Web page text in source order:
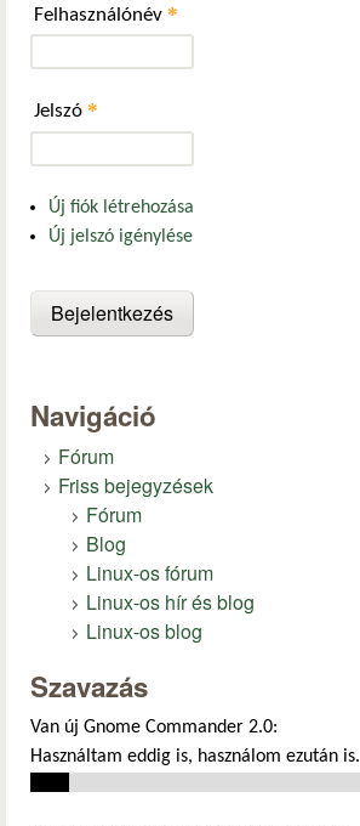
Felhasználónév *
Jelszó *
Új fiók létrehozása
Új jelszó igénylése
Navigáció
Fórum
Friss bejegyzések
Fórum
Blog
Linux-os fórum
Linux-os hír és blog
Linux-os blog
Szavazás
Van új Gnome Commander 2.0:
Használtam eddig is, használom ezután is.